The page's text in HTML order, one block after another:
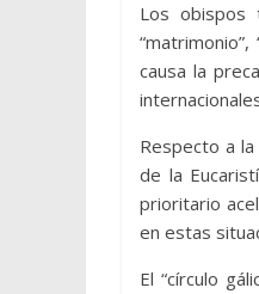
Los obispos
causa la
Respecto a
de la
prioritario
en estas
El “círculo